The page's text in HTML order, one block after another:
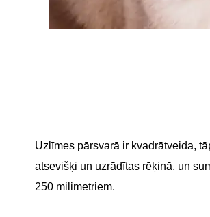
Uzlīmes pārsvarā ir kvadrātveida,
atsevišķi un uzrādītas rēķinā, un
250 milimetriem.